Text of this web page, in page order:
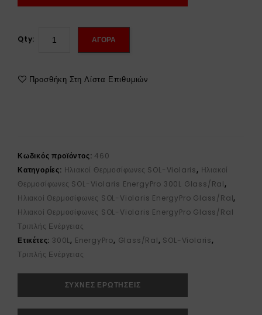
Qty: ΑΓΟΡΑ
Προσθήκη Στη Λίστα Επιθυμιών
Κωδικός προϊόντος:460
Κατηγορίες: Ηλιακοί Θερμοσίφωνες SOL-Violaris, Ηλιακοί
Θερμοσίφωνες SOL-Violaris EnergyPro 300L Glass/Ral,
Ηλιακοί Θερμοσίφωνες SOL-Violaris EnergyPro Glass/Ral,
Ηλιακοί Θερμοσίφωνες SOL-Violaris EnergyPro Glass/Ral
Τριπλής Ενέργειας
Ετικέτες: 300L, EnergyPro, Glass/Ral, SOL-Violaris,
Τριπλής Ενέργειας
ΣΥΧΝΕΣ ΕΡΩΤΗΣΕΙΣ